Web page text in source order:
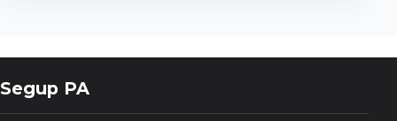
Segup PA